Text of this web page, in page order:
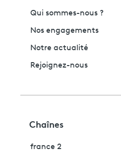
Qui sommes-nous ?
Nos engagements
Notre actualité
Rejoignez-nous
Chaînes
france 2